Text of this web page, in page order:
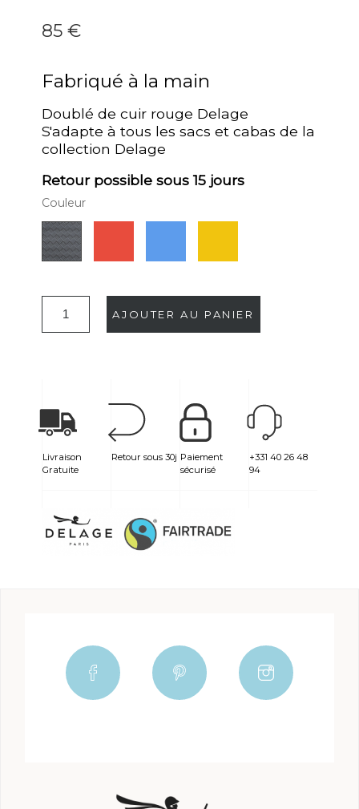
85 €
Fabriqué à la main
Doublé de cuir rouge Delage
S'adapte à tous les sacs et cabas de la
collection Delage
Retour possible sous 15 jours
Couleur
Gris
AJOUTER AU PANIER
Livraison
Gratuite
Retour sous 30j Paiement
sécurisé
+331 40 26 48
94